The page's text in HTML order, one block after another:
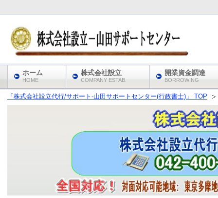
「株式会社設立代行/サポート‐山田サポートセンター(行政書士)」 TOP
ホーム
HOME
株式会社設立
COMPANY ESTAB.
開業資金調達
BORROWING